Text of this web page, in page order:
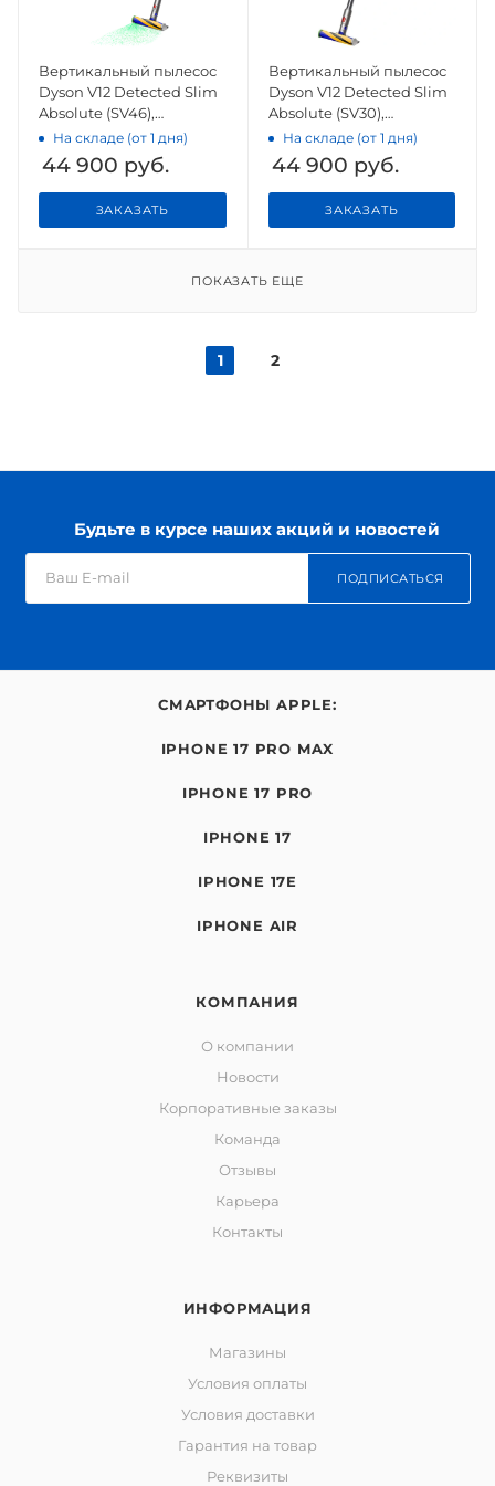
Вертикальный пылесос
Dyson V12 Detected Slim
Absolute (SV46),
Gold/Gold
На складе (от 1 дня)
44 900 руб.
ЗАКАЗАТЬ
Вертикальный пылесос
Dyson V12 Detected Slim
Absolute (SV30),
Yellow/Nickel
На складе (от 1 дня)
44 900 руб.
ЗАКАЗАТЬ
ПОКАЗАТЬ ЕЩЕ
1 2
Будьте в курсе наших акций и новостей
ПОДПИСАТЬСЯ
СМАРТФОНЫ APPLE:
IPHONE 17 PRO MAX
IPHONE 17 PRO
IPHONE 17
IPHONE 17E
IPHONE AIR
КОМПАНИЯ
О компании
Новости
Корпоративные заказы
Команда
Отзывы
Карьера
Контакты
ИНФОРМАЦИЯ
Магазины
Условия оплаты
Условия доставки
Гарантия на товар
Реквизиты